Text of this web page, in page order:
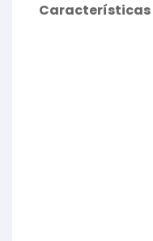
Características